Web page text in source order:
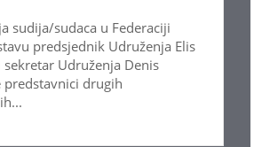
sudija/sudaca u Federaciji
predsjednik Udruženja Elis
sekretar Udruženja Denis
predstavnici drugih